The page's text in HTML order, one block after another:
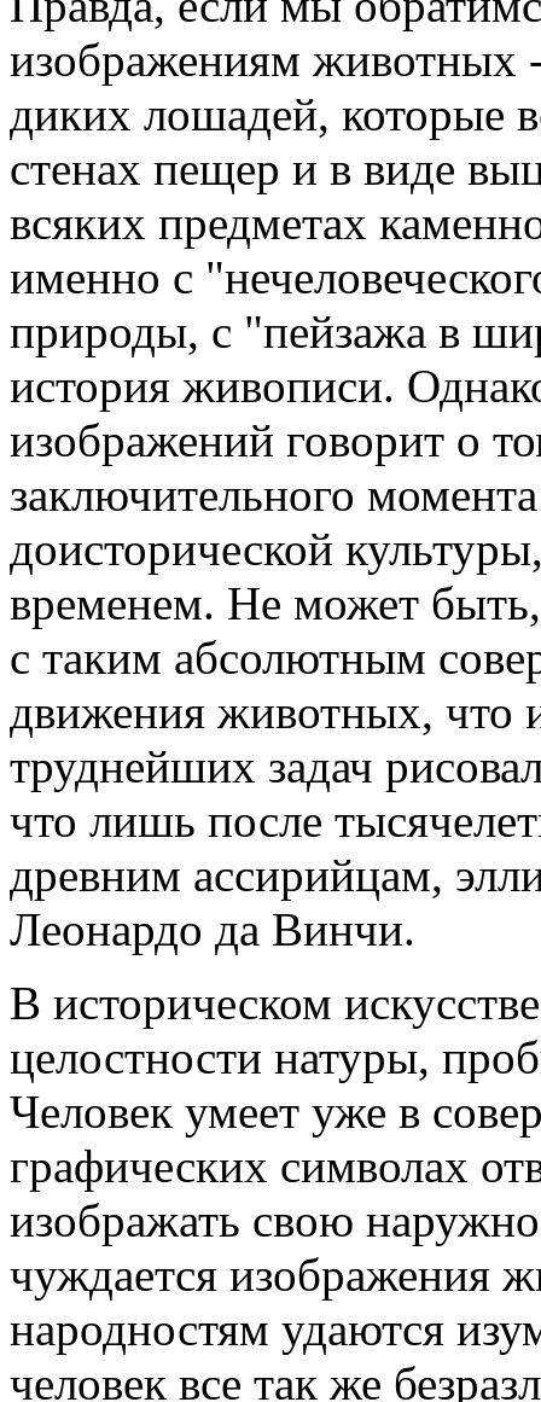
изображениям животных
диких лошадей, которые
стенах пещер и в виде
всяких предметах
именно с
природы, с "пейзажа в
история живописи.
изображений говорит о
заключительного
доисторической
временем. Не может
с таким абсолютным
движения животных, что
труднейших задач
что лишь после
древним ассирийцам,
Леонардо да Винчи.
В историческом
целостности натуры,
Человек умеет уже в
графических символах
изображать свою
чуждается изображения
народностям удаются
человек все так же